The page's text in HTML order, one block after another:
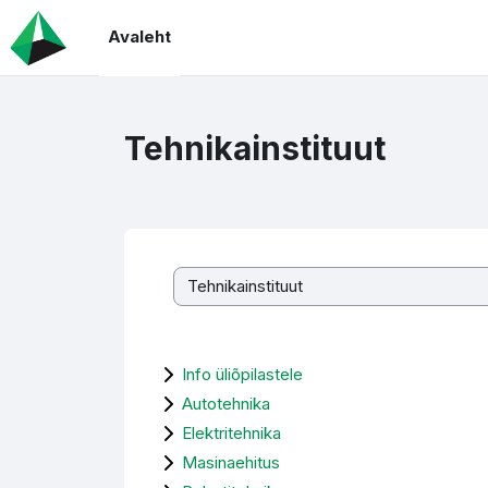
Jäta vahele peasisuni
Avaleht
Tehnikainstituut
Kursuste kategooriad
Info üliõpilastele
Autotehnika
Elektritehnika
Masinaehitus